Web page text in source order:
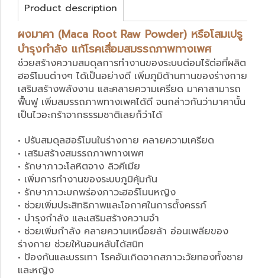
Product description
ผงมาคา (Maca Root Raw Powder) หรือโสมเปรู
บำรุงกำลัง แก้โรคเสื่อมสมรรถภาพทางเพศ
ช่วยสร้างความสมดุลการทำงานของระบบต่อมไร้ต่อที่ผลิต
ฮอร์โมนต่างๆ ได้เป็นอย่างดี เพิ่มภูมิต้านทานของร่างกาย
เสริมสร้างพลังงาน และคลายความเครียด มาคาสามารถ
ฟื้นฟู เพิ่มสมรรถภาพทางเพศได้ดี จนกล่าวกันว่ามาคานั้น
เป็นไวอะกร้าจากธรรมชาติเลยก็ว่าได้
• ปรับสมดุลฮอร์โมนในร่างกาย คลายความเครียด
• เสริมสร้างสมรรถภาพทางเพศ
• รักษาภาวะโลหิตจาง ลิวคีเมีย
• เพิ่มการทำงานของระบบภูมิคุ้มกัน
• รักษาภาวะบกพร่องภาวะฮอร์โมนหญิง
• ช่วยเพิ่มประสิทธิภาพและโอกาศในการตั้งครรภ์
• บำรุงกำลัง และเสริมสร้างความจำ
• ช่วยเพิ่มกำลัง คลายความเหนื่อยล้า อ่อนเพลียของ
ร่างกาย ช่วยให้นอนหลับได้สนิท
• ป้องกันและบรรเทา โรคอันเกิดจากสภาวะวัยทองทั้งชาย
และหญิง